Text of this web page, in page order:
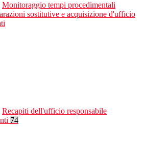
Monitoraggio tempi procedimentali
sostitutive e acquisizione d'ufficio
Recapiti dell'ufficio responsabile
74